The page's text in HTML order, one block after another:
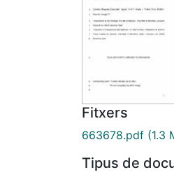
Fitxers
663678.pdf (1.3
Tipus de